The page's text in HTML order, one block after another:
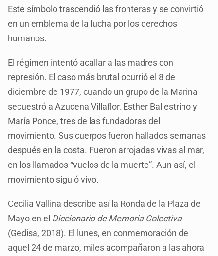
Este símbolo trascendió las fronteras y se convirtió
en un emblema de la lucha por los derechos
humanos.
El régimen intentó acallar a las madres con
represión. El caso más brutal ocurrió el 8 de
diciembre de 1977, cuando un grupo de la Marina
secuestró a Azucena Villaflor, Esther Ballestrino y
María Ponce, tres de las fundadoras del
movimiento. Sus cuerpos fueron hallados semanas
después en la costa. Fueron arrojadas vivas al mar,
en los llamados “vuelos de la muerte”. Aun así, el
movimiento siguió vivo.
Cecilia Vallina describe así la Ronda de la Plaza de
Mayo en el Diccionario de Memoria Colectiva
(Gedisa, 2018). El lunes, en conmemoración de
aquel 24 de marzo, miles acompañaron a las ahora